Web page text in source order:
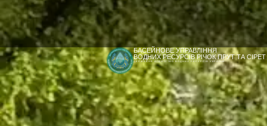
[newyear_garland]
БАСЕЙНОВЕ УПРАВЛІННЯ
ВОДНИХ РЕСУРСІВ РІЧОК ПРУТ ТА СІРЕТ
ДЕРЖАВНЕ АГЕНТСТВО ВОДНИХ РЕСУРСІВ УКРАЇНИ